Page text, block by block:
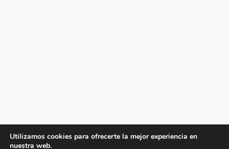
Utilizamos cookies para ofrecerte la mejor experiencia en
nuestra web.